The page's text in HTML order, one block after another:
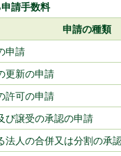
請手数料
申請の種類
申請
更新の申請
許可の申請
び譲受の承認の申請
法人の合併又は分割の承